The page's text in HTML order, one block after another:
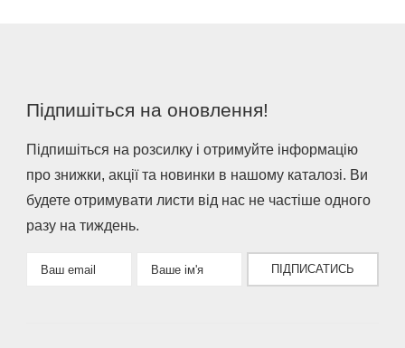
Підпишіться на оновлення!
Підпишіться на розсилку і отримуйте інформацію
про знижки, акції та новинки в нашому каталозі. Ви
будете отримувати листи від нас не частіше одного
разу на тиждень.
ПІДПИСАТИСЬ